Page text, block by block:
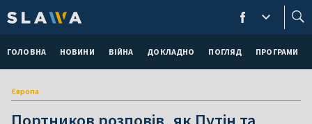
ГОЛОВНА НОВИНИ ВІЙНА ДОКЛАДНО ПОГЛЯД ПРОГРАМИ
Європа